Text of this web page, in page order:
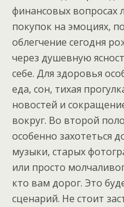
финансовых вопросах
покупок на эмоциях,
облегчение сегодня
через душевную
себе. Для здоровья
еда, сон, тихая
новостей и
вокруг. Во второй
особенно захотеться
музыки, старых
или просто
кто вам дорог. Это
сценарий. Не стоит